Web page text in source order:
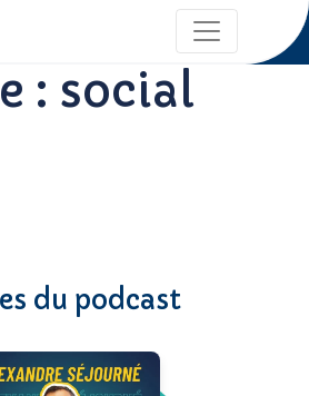
: social
du podcast